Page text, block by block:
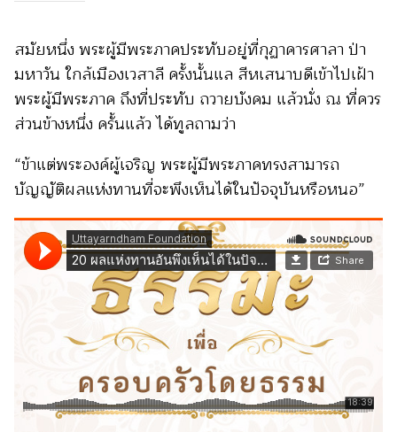
สมัยหนึ่ง พระผู้มีพระภาคประทับอยู่ที่กุฏาคารศาลา ป่า
มหาวัน ใกล้เมืองเวสาลี ครั้งนั้นแล สีหเสนาบดีเข้าไปเฝ้า
พระผู้มีพระภาค ถึงที่ประทับ ถวายบังคม แล้วนั่ง ณ ที่ควร
ส่วนข้างหนึ่ง ครั้นแล้ว ได้ทูลถามว่า
“ข้าแต่พระองค์ผู้เจริญ พระผู้มีพระภาคทรงสามารถ
บัญญัติผลแห่งทานที่จะพึงเห็นได้ในปัจจุบันหรือหนอ”